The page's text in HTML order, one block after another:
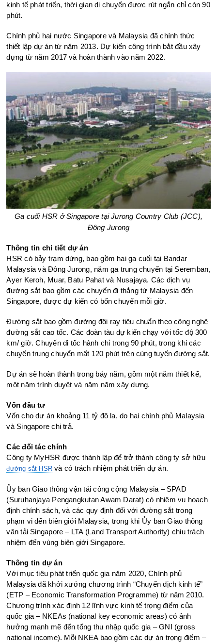
kinh tế phát triển, thời gian di chuyển được rút ngắn chỉ còn 90
phút.
Chính phủ hai nước Singapore và Malaysia đã chính thức
thiết lập dự án từ năm 2013. Dự kiến công trình bắt đầu xây
dựng từ năm 2017 và hoàn thành vào năm 2022.
Ga cuối HSR ở Singapore tại Jurong Country Club (JCC),
Đông Jurong
Thông tin chi tiết dự án
HSR có bảy trạm dừng, bao gồm hai ga cuối tại Bandar
Malaysia và Đông Jurong, năm ga trung chuyển tại Seremban,
Ayer Keroh, Muar, Batu Pahat và Nusajaya. Các dịch vụ
đường sắt bao gồm các chuyến đi thẳng từ Malaysia đến
Singapore, được dự kiến có bốn chuyến mỗi giờ.
Đường sắt bao gồm đường đôi ray tiêu chuẩn theo công nghệ
đường sắt cao tốc. Các đoàn tàu dự kiến chạy với tốc độ 300
km/ giờ. Chuyến đi tốc hành chỉ trong 90 phút, trong khi các
chuyến trung chuyển mất 120 phút trên cùng tuyến đường sắt.
Dự án sẽ hoàn thành trong bảy năm, gồm một năm thiết kế,
một năm trình duyệt và năm năm xây dựng.
Vốn đầu tư
Vốn cho dự án khoảng 11 tỷ đô la, do hai chính phủ Malaysia
và Singapore chi trả.
Các đối tác chính
Công ty MyHSR được thành lập để trở thành công ty sở hữu
đường sắt HSRvà có trách nhiệm phát triển dự án.
Ủy ban Giao thông vận tải công cộng Malaysia – SPAD
(Suruhanjaya Pengangkutan Awam Darat) có nhiệm vụ hoạch
định chính sách, và các quy định đối với đường sắt trong
phạm vi đến biên giới Malaysia, trong khi Ủy ban Giao thông
vận tải Singapore – LTA (Land Transport Authority) chịu trách
nhiệm đến vùng biên giới Singapore.
Thông tin dự án
Với mục tiêu phát triển quốc gia năm 2020, Chính phủ
Malaysia đã khởi xướng chương trình “Chuyển dịch kinh tế”
(ETP – Economic Transformation Programme) từ năm 2010.
Chương trình xác định 12 lĩnh vực kinh tế trọng điểm của
quốc gia – NKEAs (national key economic areas) có ảnh
hưởng mạnh mẽ đến tổng thu nhập quốc gia – GNI (gross
national income). Mỗi NKEA bao gồm các dự án trọng điểm –